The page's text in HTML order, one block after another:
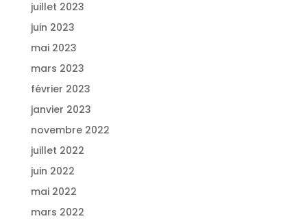
juillet 2023
juin 2023
mai 2023
mars 2023
février 2023
janvier 2023
novembre 2022
juillet 2022
juin 2022
mai 2022
mars 2022